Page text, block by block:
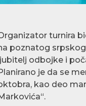
turnira
poznatog
odbojke i
je da se
kao deo